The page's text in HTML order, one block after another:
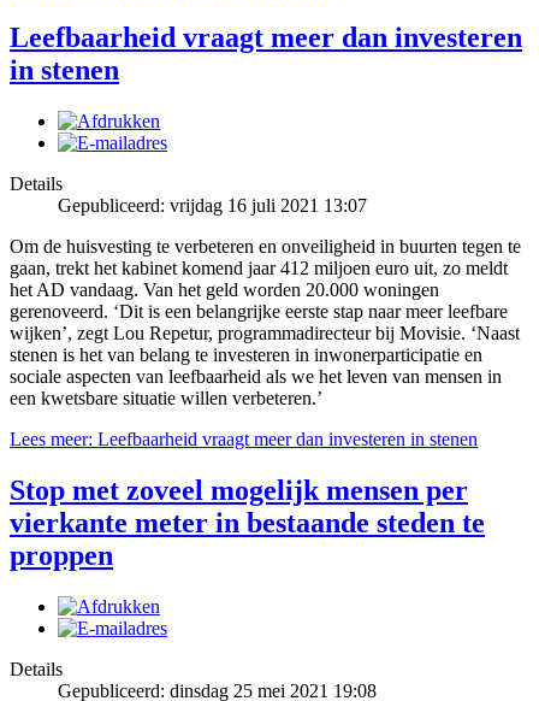
Leefbaarheid vraagt meer dan investeren
in stenen
Details
Gepubliceerd: vrijdag 16 juli 2021 13:07
Om de huisvesting te verbeteren en onveiligheid in buurten tegen te
gaan, trekt het kabinet komend jaar 412 miljoen euro uit, zo meldt
het AD vandaag. Van het geld worden 20.000 woningen
gerenoveerd. ‘Dit is een belangrijke eerste stap naar meer leefbare
wijken’, zegt Lou Repetur, programmadirecteur bij Movisie. ‘Naast
stenen is het van belang te investeren in inwonerparticipatie en
sociale aspecten van leefbaarheid als we het leven van mensen in
een kwetsbare situatie willen verbeteren.’
Lees meer: Leefbaarheid vraagt meer dan investeren in stenen
Stop met zoveel mogelijk mensen per
vierkante meter in bestaande steden te
proppen
Details
Gepubliceerd: dinsdag 25 mei 2021 19:08